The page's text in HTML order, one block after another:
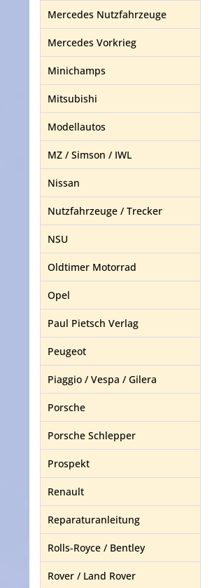
Mercedes Nutzfahrzeuge
Mercedes Vorkrieg
Minichamps
Mitsubishi
Modellautos
MZ / Simson / IWL
Nissan
Nutzfahrzeuge / Trecker
NSU
Oldtimer Motorrad
Opel
Paul Pietsch Verlag
Peugeot
Piaggio / Vespa / Gilera
Porsche
Porsche Schlepper
Prospekt
Renault
Reparaturanleitung
Rolls-Royce / Bentley
Rover / Land Rover